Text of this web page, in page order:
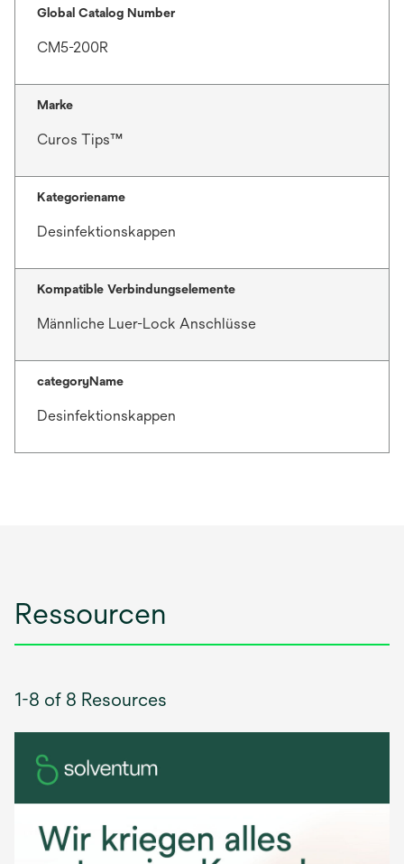
Global Catalog Number
CM5-200R
Marke
Curos Tips™
Kategoriename
Desinfektionskappen
Kompatible Verbindungselemente
Männliche Luer-Lock Anschlüsse
categoryName
Desinfektionskappen
Ressourcen
1-8 of 8 Resources